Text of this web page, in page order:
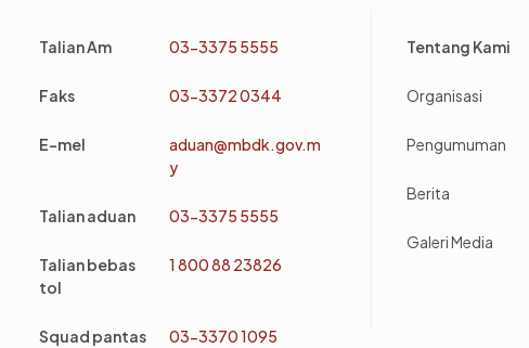
Talian Am 03-3375 5555
Faks 03-3372 0344
E-mel
aduan@mbdk.gov.m
y
Talian aduan 03-3375 5555
Talian bebas
tol
1 800 88 23826
Squad pantas 03-3370 1095
Tentang Kami
Organisasi
Pengumuman
Berita
Galeri Media